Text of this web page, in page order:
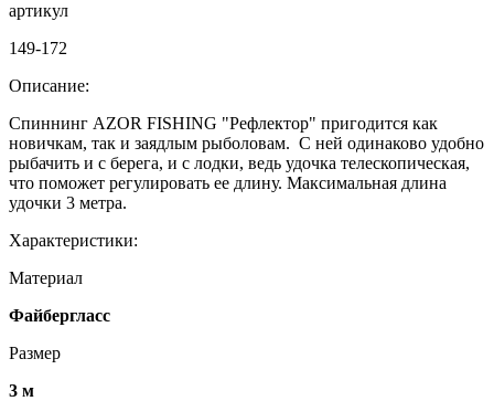
артикул
149-172
Описание:
Спиннинг AZOR FISHING "Рефлектор" пригодится как
новичкам, так и заядлым рыболовам. С ней одинаково удобно
рыбачить и с берега, и с лодки, ведь удочка телескопическая,
что поможет регулировать ее длину. Максимальная длина
удочки 3 метра.
Характеристики:
Материал
Файбергласс
Размер
3 м